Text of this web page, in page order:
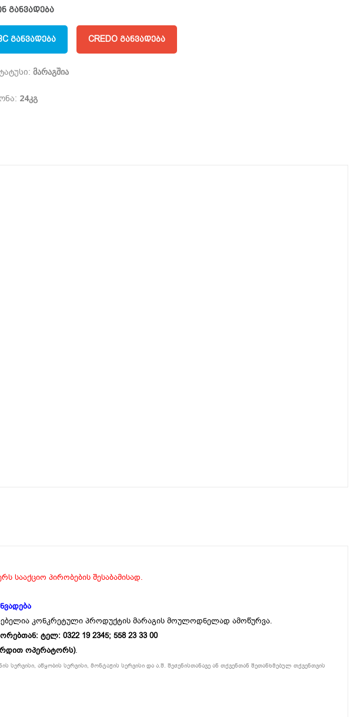
განვადება
ᲒᲐᲜᲕᲐᲓᲔᲑᲐ CREDO ᲒᲐᲜᲕᲐᲓᲔᲑᲐ
მარაგშია
24კგ
სააქციო პირობების შესაბამისად.
კონკრეტული პროდუქტის მარაგის მოულოდნელად ამოწურვა.
ტელ: 0322 19 2345; 558 23 33 00
ოპერატორს).
აწყობის სერვისი, მონტაჟის სერვისი და ა.შ. შეძენისთანავე ან თქვენთან შეთანხმებულ თქვენთვის